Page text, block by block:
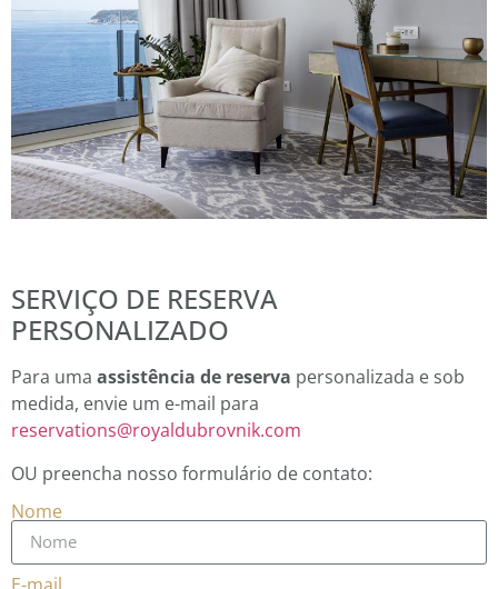
SERVIÇO DE RESERVA
PERSONALIZADO
Para uma assistência de reserva personalizada e sob
medida, envie um e-mail para
reservations@royaldubrovnik.com
OU preencha nosso formulário de contato:
Nome